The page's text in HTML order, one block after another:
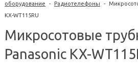
оборудование - Радиотелефоны -
KX-WT115RU
Микросотовые
Panasonic KX-